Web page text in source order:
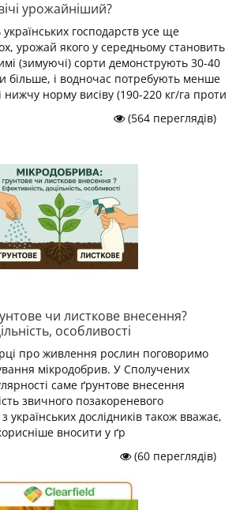
урожайніший?
господарств усе ще
урожай якого у середньому становить
(зимуючі) сорти демонструють 30-40
більше, і водночас потребують менше
нижчу норму висіву (190-220 кг/га проти
(564 переглядів)
чи листкове внесення?
особливості
про живлення рослин поговоримо
мікродобрив. У Сполучених
саме ґрунтове внесення
звичного позакореневого
українських дослідників також вважає,
вносити у ґр
(60 переглядів)